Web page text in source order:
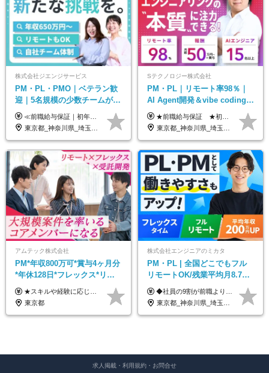
株式会社ジエンジサービス
PM・PL・PMO｜ベテラン歓
迎｜5名規模の少数チームが中
心｜フルリモートOK｜直請け
7割｜年収600万円〜
≪前職給与保証｜初年度想定年収600万円～≫ 月給45万円以上＋決算賞与＋交通費 ※スキル・経験を考慮の上、優遇します ※上記月給には固定残業代月20時間分(5万1000円以上)を含みます。超過した場合は、その分追加支給します ※試用期間3～6ヵ月は固定残業代なし(雇用形態やその他待遇・福利厚生は同じです) =========== ▼実力と成長にこだわった評価制度▼ 年2回の評価で昇給・昇格が決まります。 評価は、就業先のお客様からの評価をベースに、目標達成状況やプロジェクトでの役割・貢献度などを総合的に判断して決定します。 日々の働きぶりを実際に見ているお客様の声を反映することで、より公平で納得感のある評価を実現しています。 また、評価後は面談を通じてフィードバックを行い、今後の成長やキャリアについて一緒に考えていきます。 ▼成長につながる目標設定▼ 半期ごとに、具体的な行動ベースの目標を設定し、その達成度や取り組みのプロセスを評価に反映します。 目標は、お客様からのフィードバックや現場での課題をもとに設定するため、「今何を伸ばすべきか」が明確になります。 また、上司との面談を通じて振り返りと次の目標設定を行い、継続的なスキルアップと市場価値の向上を支援しています。
東京都_神奈川県_埼玉県_千葉県_大阪府_愛知県_北海道_青森県_岩手県_宮城県_秋田県_山形県_福島県_茨城県_栃木県_群馬県_新潟県_山梨県_長野県_富山県_石川県_福井県_静岡県_岐阜県_三重県_兵庫県_京都府_滋賀県_奈良県_和歌山県_広島県_岡山県_鳥取県_島根県_山口県_徳島県_香川県_愛媛県_高知県_福岡県_熊本県_佐賀県_長崎県_大分県_宮崎県_鹿児島県_沖縄県
Sテクノロジー株式会社
PM・PL｜リモート率98％｜
AI Agent開発＆vibe coding｜
AIエンジニアチームをリード
★前職給与保証 ★初年度年収700～800万円も可能 月給50万円～90万円＋賞与年2回＋各種手当 ◎スキルや経験などを考慮。前職から給与アップをお約束します！ ◎上記月給には固定残業代30時間分(95000円～)を含みます。超過した場合は追加支給します ◎試用期間は6ヵ月あり。その間の給与・待遇に差異はありません
東京都_神奈川県_埼玉県_千葉県_大阪府_愛知県_北海道_青森県_岩手県_宮城県_秋田県_山形県_福島県_茨城県_栃木県_群馬県_新潟県_山梨県_長野県_富山県_石川県_福井県_静岡県_岐阜県_三重県_兵庫県_京都府_滋賀県_奈良県_和歌山県_広島県_岡山県_鳥取県_島根県_山口県_徳島県_香川県_愛媛県_高知県_福岡県_熊本県_佐賀県_長崎県_大分県_宮崎県_鹿児島県_沖縄県
アムテック株式会社
PM*年収800万可*賞与4ヶ月分
*年休128日*フレックス*リモ
ート*30～40代活躍*富士通コ
アパートナー
★スキルや経験に応じて年収700万円～800万円も実現可能！ ★初年度の想定年収：550～650万円 月給34万3750円～40万6250円＋賞与年2回(4ヶ月分)＋残業代全額支給 ※経験・能力を考慮の上、給与金額を決定します ※試用期間は3ヶ月（給与・待遇に差異はありません） ※残業代は全額支給いたします
東京都
株式会社エンジニアのミカタ
PM・PL | 全国どこでもフル
リモートOK/残業平均月8.7h/9
割が前職より給与アップ/フレ
ックスタイム制
◆社員の9割が前職より給与アップ！ 月給450,000円～531,500円+賞与＋インセンティブ ※経験・スキルを考慮の上、優遇いたします ※残業代につきましては、面接時にご説明させていただきます ※試用期間6ヶ月（給与・待遇に差異はございません）
東京都_神奈川県_埼玉県_千葉県_大阪府_愛知県_北海道_青森県_岩手県_宮城県_秋田県_山形県_福島県_茨城県_栃木県_群馬県_新潟県_山梨県_長野県_富山県_石川県_福井県_静岡県_岐阜県_三重県_兵庫県_京都府_滋賀県_奈良県_和歌山県_広島県_岡山県_鳥取県_島根県_山口県_徳島県_香川県_愛媛県_高知県_福岡県_熊本県_佐賀県_長崎県_大分県_宮崎県_鹿児島県_沖縄県
求人掲載・利用規約・お問合せ